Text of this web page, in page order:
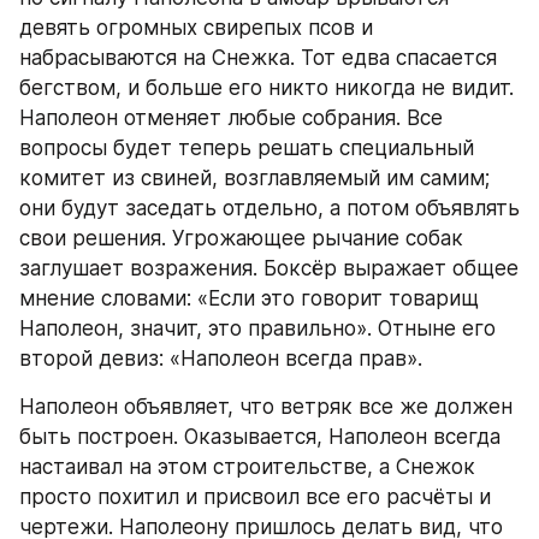
девять огромных свирепых псов и
набрасываются на Снежка. Тот едва спасается
бегством, и больше его никто никогда не видит.
Наполеон отменяет любые собрания. Все
вопросы будет теперь решать специальный
комитет из свиней, возглавляемый им самим;
они будут заседать отдельно, а потом объявлять
свои решения. Угрожающее рычание собак
заглушает возражения. Боксёр выражает общее
мнение словами: «Если это говорит товарищ
Наполеон, значит, это правильно». Отныне его
второй девиз: «Наполеон всегда прав».
Наполеон объявляет, что ветряк все же должен
быть построен. Оказывается, Наполеон всегда
настаивал на этом строительстве, а Снежок
просто похитил и присвоил все его расчёты и
чертежи. Наполеону пришлось делать вид, что